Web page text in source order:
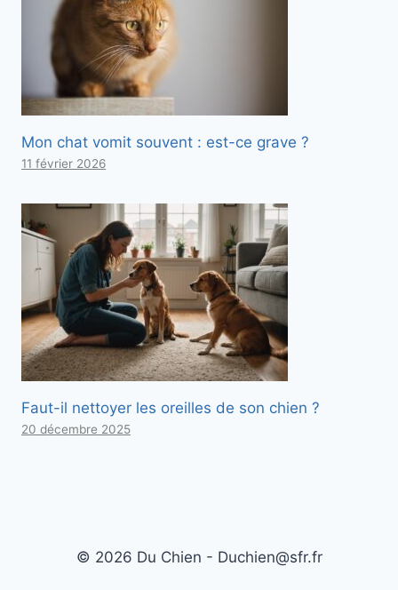
Mon chat vomit souvent : est-ce grave ?
11 février 2026
Faut-il nettoyer les oreilles de son chien ?
20 décembre 2025
© 2026 Du Chien - Duchien@sfr.fr